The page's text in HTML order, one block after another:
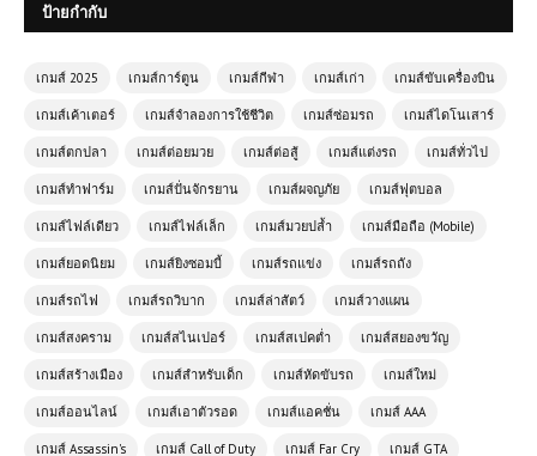
ป้ายกำกับ
เกมส์ 2025 เกมส์การ์ตูน เกมส์กีฬา เกมส์เก่า เกมส์ขับเครื่องบิน
เกมส์เค้าเตอร์ เกมส์จำลองการใช้ชีวิต เกมส์ซ่อมรถ เกมส์ไดโนเสาร์
เกมส์ตกปลา เกมส์ต่อยมวย เกมส์ต่อสู้ เกมส์แต่งรถ เกมส์ทั่วไป
เกมส์ทำฟาร์ม เกมส์ปั่นจักรยาน เกมส์ผจญภัย เกมส์ฟุตบอล
เกมส์ไฟล์เดียว เกมส์ไฟล์เล็ก เกมส์มวยปล้ำ เกมส์มือถือ (Mobile)
เกมส์ยอดนิยม เกมส์ยิงซอมบี้ เกมส์รถแข่ง เกมส์รถถัง
เกมส์รถไฟ เกมส์รถวิบาก เกมส์ล่าสัตว์ เกมส์วางแผน
เกมส์สงคราม เกมส์สไนเปอร์ เกมส์สเปคต่ำ เกมส์สยองขวัญ
เกมส์สร้างเมือง เกมส์สำหรับเด็ก เกมส์หัดขับรถ เกมส์ใหม่
เกมส์ออนไลน์ เกมส์เอาตัวรอด เกมส์แอคชั่น เกมส์ AAA
เกมส์ Assassin's เกมส์ Call of Duty เกมส์ Far Cry เกมส์ GTA
เกมส์ออนไลน์ฟรี Moto Trials – เกมขี่
เกมส์ออนไลน์ฟรี Backflip Challenge
ลังกา
โหลดเกมส์ Grand Theft Auto IV:
Complete Edition | 21 GB
เกมส์ออนไลน์ฟรี Sniper Team 3 –
เกมยิงซุ่มสุดตื่นเต้น
เล่นเกมส์ออนไลน์ฟรี Taxi Simulator